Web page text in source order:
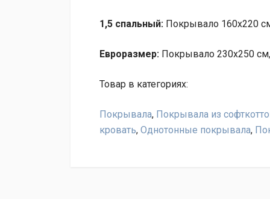
1,5 спальный: Покрывало 160х220
Евроразмер: Покрывало 230х250
Товар в категориях:
Покрывала, Покрывала из
кровать, Однотонные покрывала,